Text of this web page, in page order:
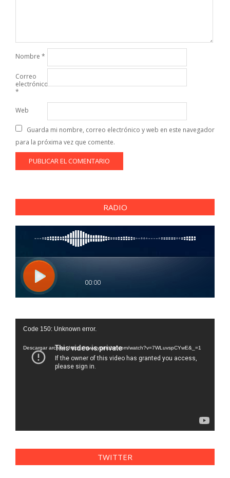
Nombre *
Correo
electrónico
*
Web
Guarda mi nombre, correo electrónico y web en este navegador
para la próxima vez que comente.
RADIO
Reproductor
vídeo
Code 150: Unknown error.
Descargar archivo: https://www.youtube.com/watch?v=7WLuvspCYwE&_=1
TWITTER